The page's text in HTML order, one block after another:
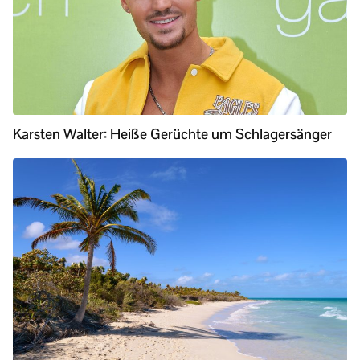
Karsten Walter: Heiße Gerüchte um Schlagersänger